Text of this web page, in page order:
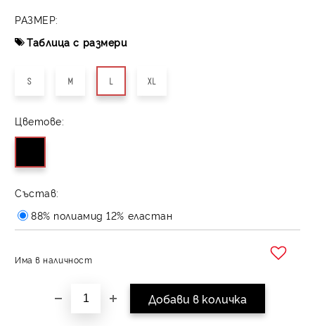
РАЗМЕР:
Таблица с размери
S M L XL
Цветове:
Състав:
88% полиамид 12% еластан
Има в наличност